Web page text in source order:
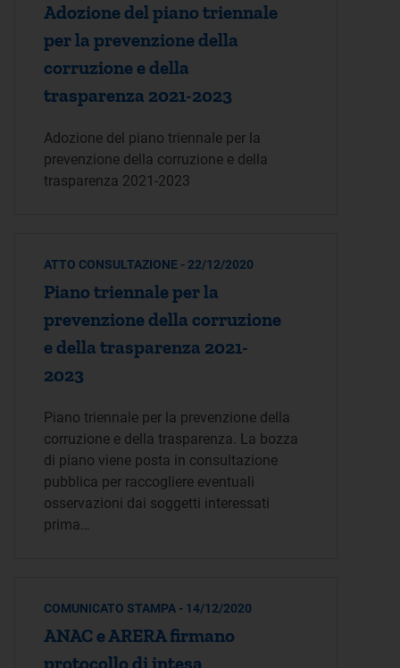
Adozione del piano triennale
per la prevenzione della
corruzione e della
trasparenza 2021-2023
Adozione del piano triennale per la
prevenzione della corruzione e della
trasparenza 2021-2023
ATTO CONSULTAZIONE - 22/12/2020
Piano triennale per la
prevenzione della corruzione
e della trasparenza 2021-
2023
Piano triennale per la prevenzione della
corruzione e della trasparenza. La bozza
di piano viene posta in consultazione
pubblica per raccogliere eventuali
osservazioni dai soggetti interessati
prima…
COMUNICATO STAMPA - 14/12/2020
ANAC e ARERA firmano
protocollo di intesa